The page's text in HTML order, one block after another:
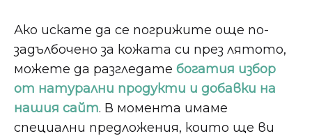
Ако искате да се погрижите още по-
задълбочено за кожата си през лятото,
можете да разгледате богатия избор
от натурални продукти и добавки на
нашия сайт. В момента имаме
специални предложения, които ще ви